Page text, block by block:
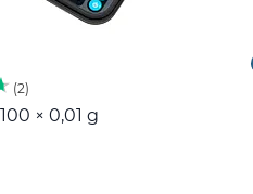
2
× 0,01 g